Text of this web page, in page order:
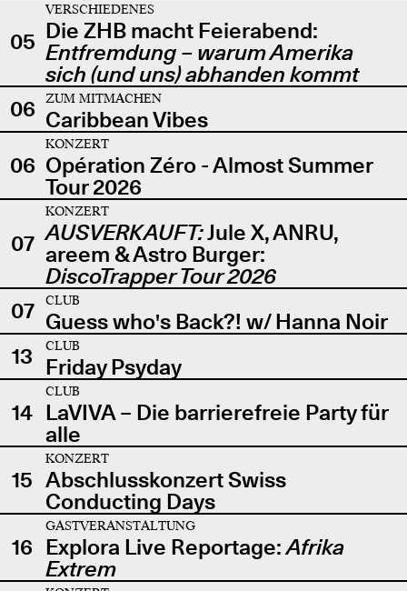
05
VERSCHIEDENES
Die ZHB macht Feierabend:
Entfremdung – warum Amerika
sich (und uns) abhanden kommt
06
ZUM MITMACHEN
Caribbean Vibes
06
KONZERT
Opération Zéro - Almost Summer
Tour 2026
07
KONZERT
AUSVERKAUFT:Jule X, ANRU,
areem & Astro Burger:
DiscoTrapper Tour 2026
07
CLUB
Guess who's Back?! w/ Hanna Noir
13
CLUB
Friday Psyday
14
CLUB
LaVIVA – Die barrierefreie Party für
alle
15
KONZERT
Abschlusskonzert Swiss
Conducting Days
16
GASTVERANSTALTUNG
Explora Live Reportage:Afrika
Extrem